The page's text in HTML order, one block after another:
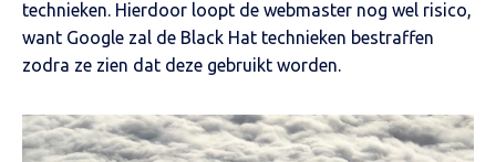
technieken. Hierdoor loopt de webmaster nog wel risico,
want Google zal de Black Hat technieken bestraffen
zodra ze zien dat deze gebruikt worden.